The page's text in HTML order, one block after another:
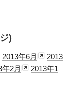
)
2013年6月
2013
年2月
2013年1